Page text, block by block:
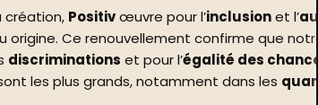
création, Positivœuvre pour l’inclusionet l’
origine. Ce renouvellement confirme que
discriminations et pour l’égalité des
les plus grands, notamment dans les